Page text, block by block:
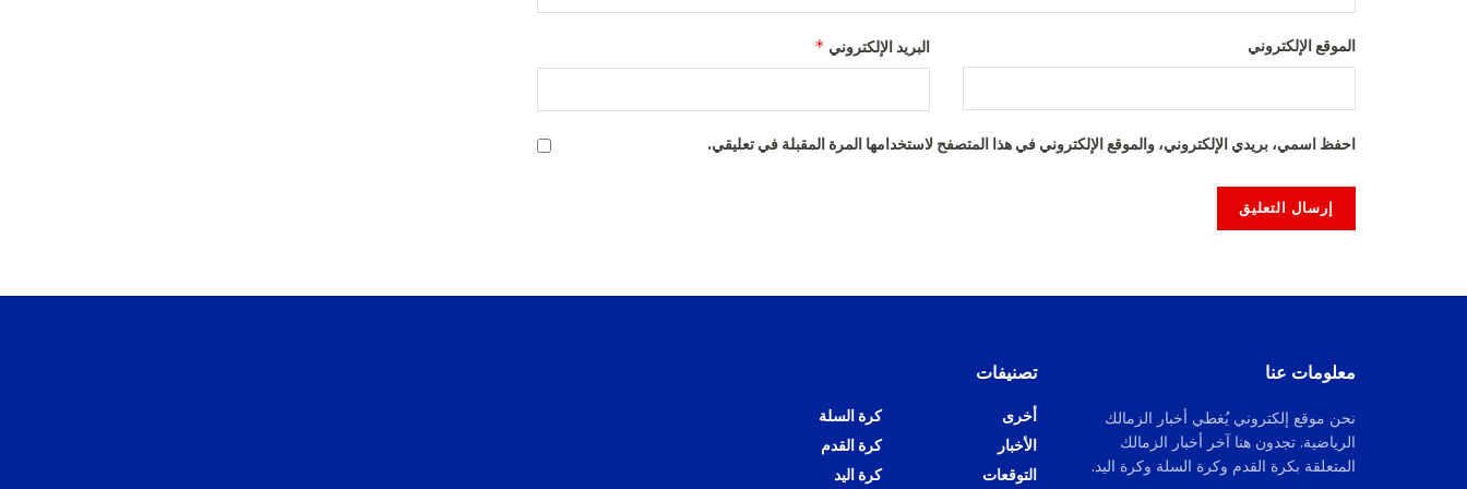
البريد الإلكتروني * الموقع الإلكتروني
احفظ اسمي، بريدي الإلكتروني، والموقع الإلكتروني في هذا المتصفح لاستخدامها المرة المقبلة في تعليقي.
معلومات عنا
نحن موقع إلكتروني يُغطي أخبار الزمالك
الرياضية. تجدون هنا آخر أخبار الزمالك
المتعلقة بكرة القدم وكرة السلة وكرة اليد.
تصنيفات
أخرى
الأخبار
التوقعات
كرة السلة
كرة القدم
كرة اليد